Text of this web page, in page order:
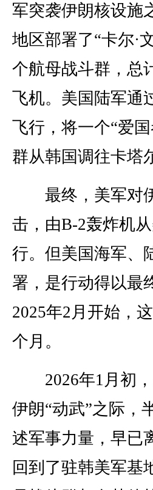
军突袭伊朗核设施
地区部署了“卡尔·
个航母战斗群，总
飞机。美国陆军通
飞行，将一个“爱
群从韩国调往卡塔
最终，美军对
击，由B-2轰炸机
行。但美国海军、
署，是行动得以最
2025年2月开始，
个月。
2026年1月初，
伊朗“动武”之际，
述军事力量，早已
回到了驻韩美军基